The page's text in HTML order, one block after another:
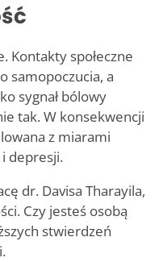
Kontakty społeczne
samopoczucia, a
sygnał bólowy
tak. W konsekwencji
z miarami
depresji.
dr. Davisa Tharayila,
Czy jesteś osobą
stwierdzeń